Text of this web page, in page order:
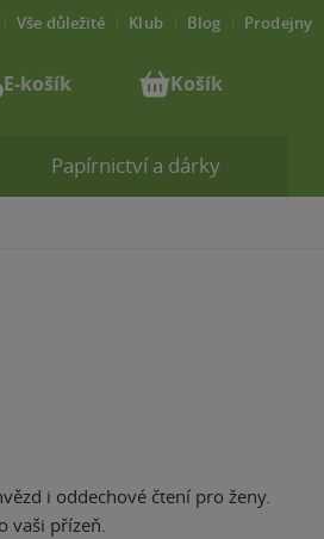
i oddechové čtení pro ženy.
vaši přízeň.
Papírnictví a dárky
Vše důležité Klub Blog Prodejny
E-košík Košík